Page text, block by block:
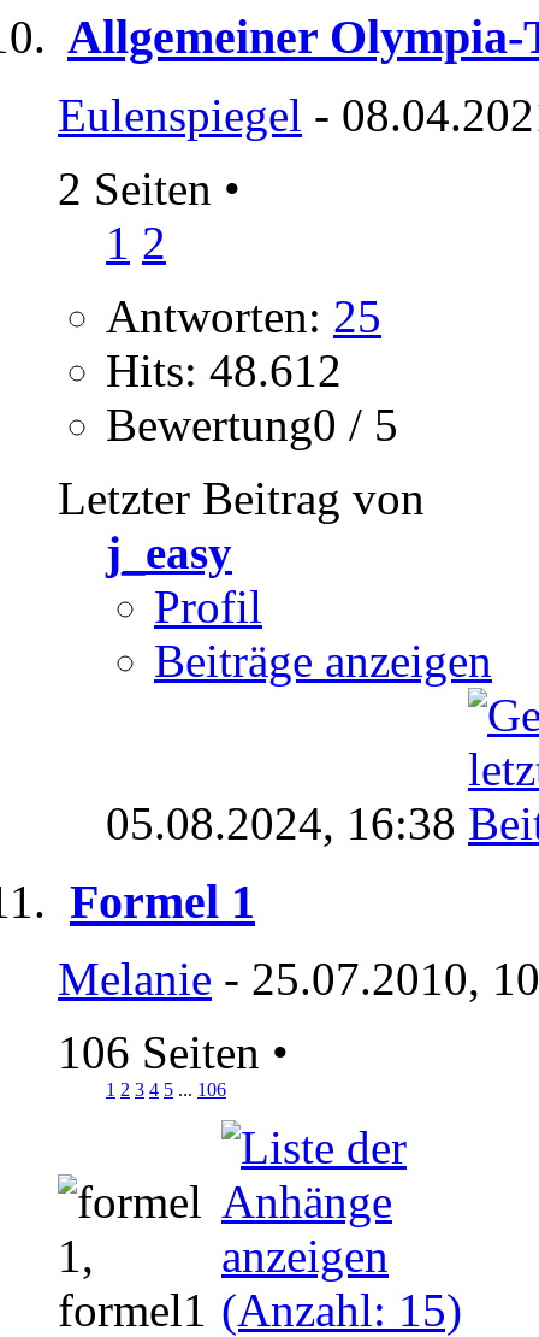
Allgemeiner Olympia-
Eulenspiegel -
2 Seiten •
1 2
Antworten: 25
Hits: 48.612
Bewertung0 / 5
Letzter Beitrag von
j_easy
Profil
Beiträge anzeigen
05.08.2024, 16:38
Formel 1
Melanie - 25.07.2010,
106 Seiten •
1 2 3 4 5 ... 106